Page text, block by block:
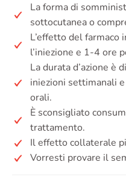
La forma di
sottocutanea o
L’effetto del
l’iniezione e 1-4 ore
La durata d’azione è
iniezioni settimanali
orali.
È sconsigliato
trattamento.
Il effetto collaterale
Vorresti provare il